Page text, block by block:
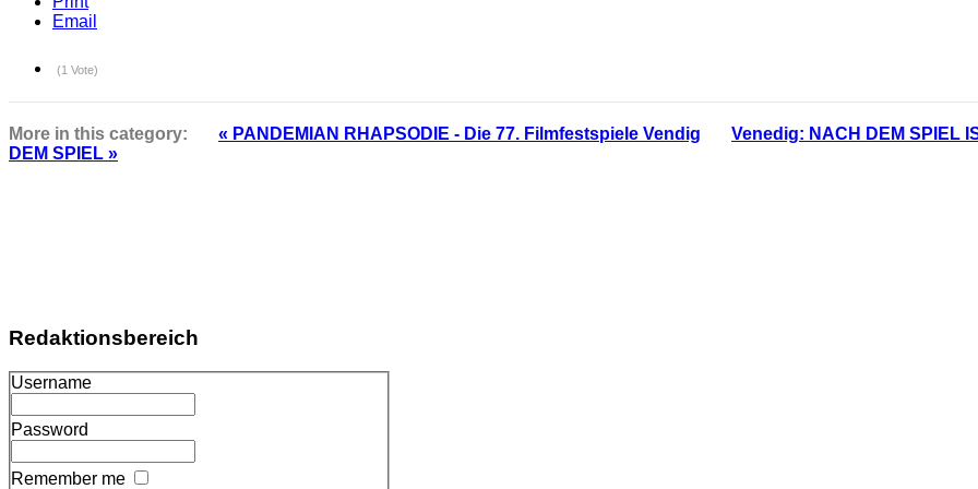
Email
(1 Vote)
More in this category: « PANDEMIAN RHAPSODIE - Die 77. Filmfestspiele Vendig
Venedig: NACH DEM SPIEL
DEM SPIEL »
Redaktionsbereich
Username
Password
Remember me